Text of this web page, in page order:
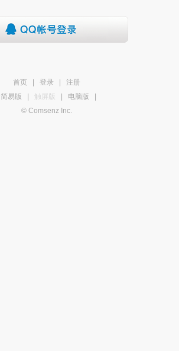
首页 登录
注册
简易版
触屏版 电脑版
© Comsenz Inc.